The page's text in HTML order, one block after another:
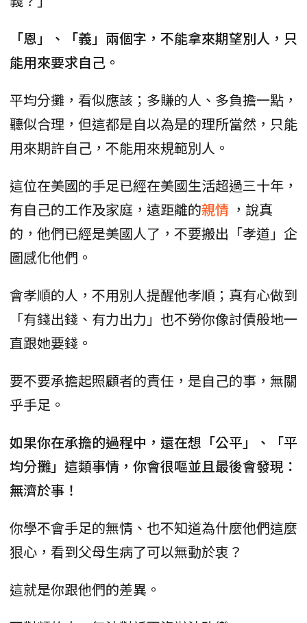
「恩」、「義」兩個字，不能拿來期望別人，只
能用來要求自己。
平均分攤，看似應該；多賺的人、多負擔一點，
聽似合理，但這都是自以為是的理所當然，只能
用來期許自己，不能用來規範別人。
這位在美國的手足已經在美國生活超過三十年，
有自己的工作及家庭，遠距離的親情 ，說真
的，他們已經是美國人了，不要搬出「孝道」企
圖感化他們。
會孝順的人，不用別人提醒他孝順；真有心做到
「有錢出錢、有力出力」也不勞你像討債般地一
直跟她要錢。
要不要承擔起照顧者的責任，是自己的事，無關
乎手足。
如果你在承擔的過程中，還在想「公平」、「平
均分攤」這類事情，你會很嘔並且最後會發現：
無濟於事！
你學不會手足的無情、也不知道為什麼他們這麼
狠心，看到父母生病了可以無動於衷？
這就是你跟他們的差異。